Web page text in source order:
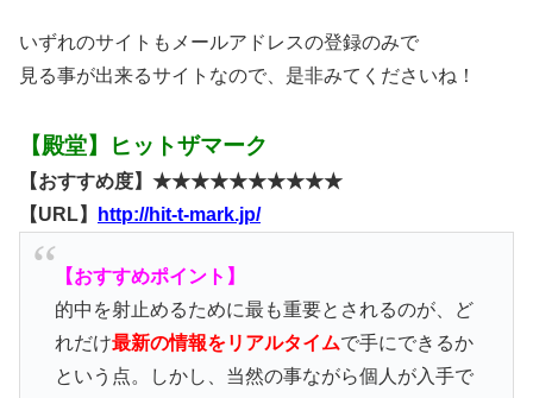
いずれのサイトもメールアドレスの登録のみで
見る事が出来るサイトなので、是非みてくださいね！
【殿堂】ヒットザマーク
【おすすめ度】★★★★★★★★★★
【URL】
http://hit-t-mark.jp/
【おすすめポイント】
的中を射止めるために最も重要とされるのが、ど
れだけ最新の情報をリアルタイムで手にできるか
という点。しかし、当然の事ながら個人が入手で